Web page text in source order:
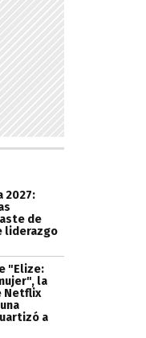
2027:
de
liderazgo
"Elize:
la
Netflix
a